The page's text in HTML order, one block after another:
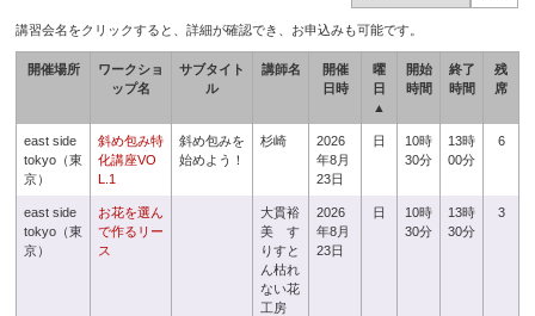
講習会名をクリックすると、詳細が確認でき、お申込みも可能です。
開催場所
ワークショ
ップ名
サブタイト
ル
講師名
開催
日時
曜
日
▲
開始
時間
終了
時間
残
席
east side
tokyo（東
京）
斜め包み特
化講座VO
L.1
斜め包みを
始めよう！
杉崎
2026
年8月
23日
日
10時
30分
13時
00分
6
east side
tokyo（東
京）
お花を選ん
で作るリー
ス
大貫裕
美 す
りすと
ん枯れ
ない花
工房
2026
年8月
23日
日
10時
30分
13時
30分
3